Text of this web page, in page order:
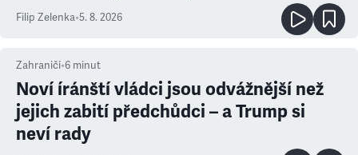
Filip Zelenka•5. 8. 2026
Zahraničí•6 minut
Noví íránští vládci jsou odvážnější než
jejich zabití předchůdci – a Trump si
neví rady